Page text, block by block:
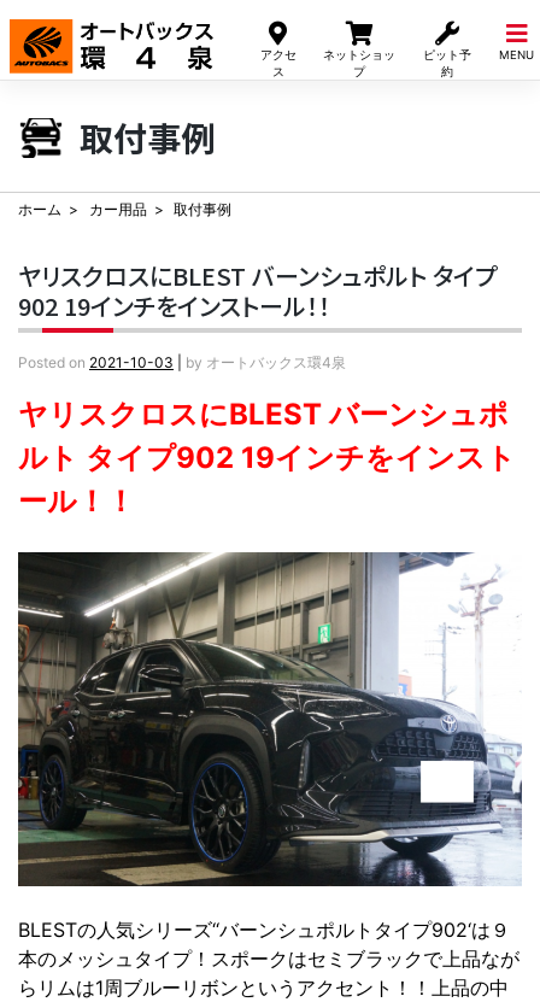
アクセ
ス
ネットショッ
プ
ピット予
約
MENU
Skip
content
取付事例
ホーム カー用品 取付事例
ヤリスクロスにBLEST バーンシュポルト タイプ
902 19インチをインストール！！
Posted on 2021-10-03 by オートバックス環4泉
ヤリスクロスにBLEST バーンシュポ
ルト タイプ902 19インチをインスト
ール！！
BLESTの人気シリーズ‘‘バーンシュポルトタイプ902‘は９
本のメッシュタイプ！スポークはセミブラックで上品なが
らリムは1周ブルーリボンというアクセント！！上品の中